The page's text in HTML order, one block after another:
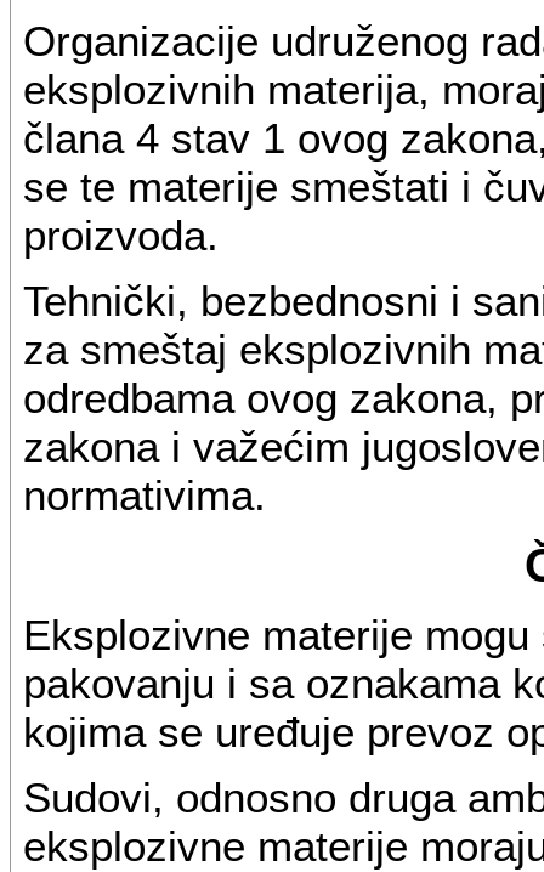
Organizacije udruženog
eksplozivnih materija,
člana 4 stav 1 ovog
se te materije smeštati i
proizvoda.
Tehnički, bezbednosni i
za smeštaj eksplozivnih
odredbama ovog zakona,
zakona i važećim
normativima.
Eksplozivne materije
pakovanju i sa oznakama
kojima se uređuje prevoz
Sudovi, odnosno druga
eksplozivne materije